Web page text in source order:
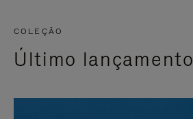
COLEÇÃO
Último lançamento